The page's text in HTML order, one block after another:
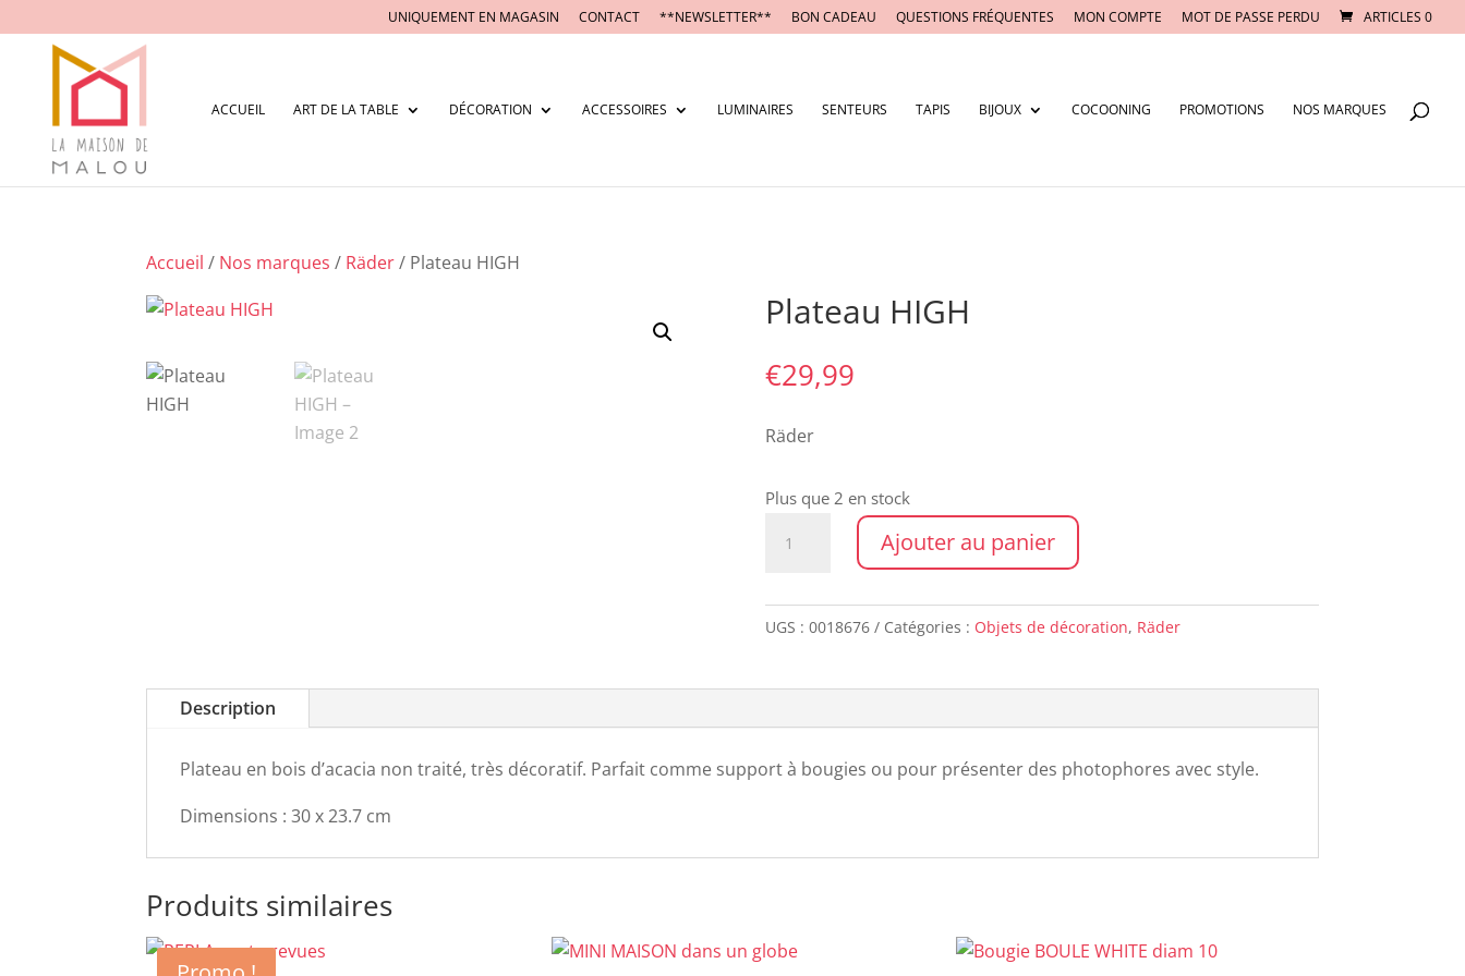
UNIQUEMENT EN MAGASIN CONTACT **NEWSLETTER** BON CADEAU QUESTIONS FRÉQUENTES MON COMPTE MOT DE PASSE PERDU ARTICLES 0
ACCUEIL ART DE LA TABLE DÉCORATION ACCESSOIRES LUMINAIRES SENTEURS TAPIS BIJOUX COCOONING PROMOTIONS NOS MARQUES
Accueil / Nos marques / Räder/ Plateau HIGH
Plateau HIGH
€29,99
Räder
Plus que 2 en stock
HIGH
Ajouter au panier
UGS : 0018676 Catégories : Objets de décoration, Räder
Description
Plateau en bois d’acacia non traité, très décoratif. Parfait comme support à bougies ou pour présenter des photophores avec style.
Dimensions : 30 x 23.7 cm
Produits similaires